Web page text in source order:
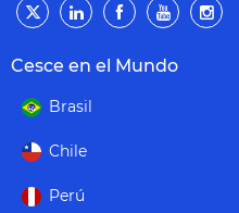
Cesce en el Mundo
Brasil
Chile
Perú